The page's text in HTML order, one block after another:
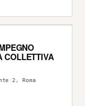
COLLETTIVA
2, Roma